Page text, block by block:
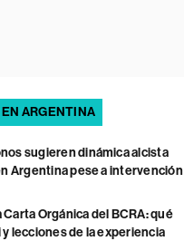
EN ARGENTINA
sugieren dinámica alcista
Argentina pese a intervención
Orgánica del BCRA: qué
lecciones de la experiencia